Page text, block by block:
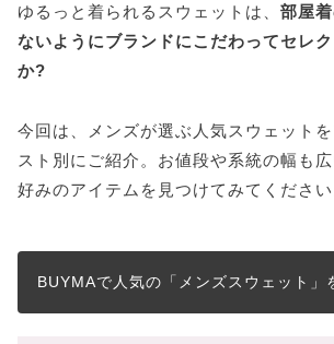
アウトドア感満載!!▷▷ザノースフェ
どこか懐かしさも感じる▷▷X-Large(
【スポーティー】おすすめスウェッ
モード×スポーティー▷▷Y-3(ワイス
【プチプラ】おすすめスウェット2
ゆるっと着られるスウェットは、 部屋
ないようにブランドにこだわってセレ
か?
今回は、メンズが選ぶ人気スウェット
スト別にご紹介。お値段や系統の幅も
好みのアイテムを見つけてみてください
BUYMAで人気の「メンズスウェット」